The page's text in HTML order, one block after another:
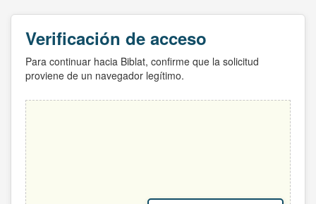
Verificación de acceso
Para continuar hacia Biblat, confirme que la solicitud
proviene de un navegador legítimo.